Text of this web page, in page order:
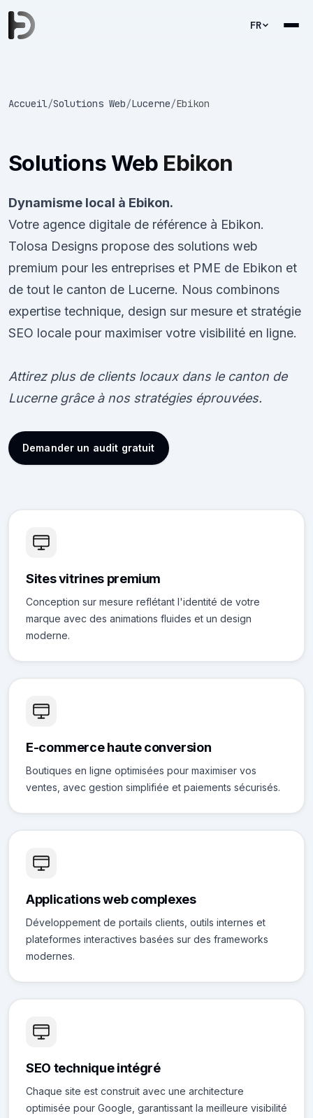
FR
Accueil/Solutions Web/Lucerne/Ebikon
Solutions Web Ebikon
Dynamisme local à Ebikon.
Votre agence digitale de référence à Ebikon.
Tolosa Designs propose des solutions web
premium pour les entreprises et PME de Ebikon et
de tout le canton de Lucerne. Nous combinons
expertise technique, design sur mesure et stratégie
SEO locale pour maximiser votre visibilité en ligne.
Attirez plus de clients locaux dans le canton de
Lucerne grâce à nos stratégies éprouvées.
Demander un audit gratuit
Sites vitrines premium
Conception sur mesure reflétant l'identité de votre
marque avec des animations fluides et un design
moderne.
E-commerce haute conversion
Boutiques en ligne optimisées pour maximiser vos
ventes, avec gestion simplifiée et paiements sécurisés.
Applications web complexes
Développement de portails clients, outils internes et
plateformes interactives basées sur des frameworks
modernes.
SEO technique intégré
Chaque site est construit avec une architecture
optimisée pour Google, garantissant la meilleure visibilité